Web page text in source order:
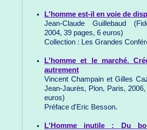
L'homme est-il en voie de
Jean-Claude Guillebaud
2004, 39 pages, 6 euros)
Collection : Les Grandes
L'homme et le marché.
autrement
Vincent Champain et Gilles
Jean-Jaurès, Plon, Paris,
euros)
Préface d'Eric Besson.
L'Homme inutile : Du